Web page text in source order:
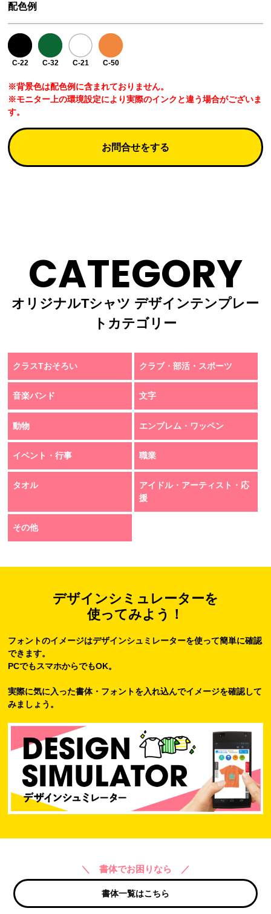
配色例
C-22 C-32 C-21 C-50
※背景色は配色例に含まれておりません。
※モニター上の環境設定により実際のインクと違う場合がございま
す。
お問合せをする
CATEGORY
オリジナルTシャツ デザインテンプレー
トカテゴリー
クラスTおそろい クラブ・部活・スポーツ
音楽バンド 文字
動物 エンブレム・ワッペン
イベント・行事 職業
タオル
アイドル・アーティスト・応
援
その他
デザインシミュレーターを
使ってみよう！
フォントのイメージはデザインシュミレーターを使って簡単に確認
できます。
PCでもスマホからでもOK。
実際に気に入った書体・フォントを入れ込んでイメージを確認して
みましょう。
＼ 書体でお困りなら ／
書体一覧はこちら